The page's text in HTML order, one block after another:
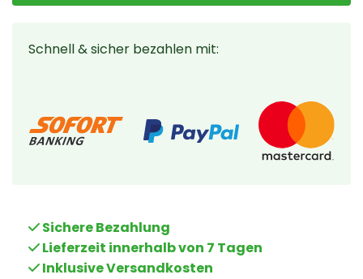
Schnell & sicher bezahlen mit:
Sichere Bezahlung
Lieferzeit innerhalb von 7 Tagen
Inklusive Versandkosten